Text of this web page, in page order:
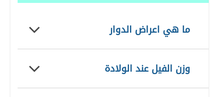
ما هي اعراض الدوار
وزن الفيل عند الولادة